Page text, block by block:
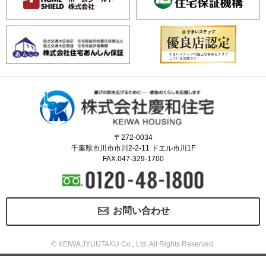
〒272-0034
千葉県市川市市川2-2-11 ドエル市川1F
FAX.047-329-1700
お問い合わせ
© KEIWA JYUUTAKU Co., Ltd. All Rights Reserved.